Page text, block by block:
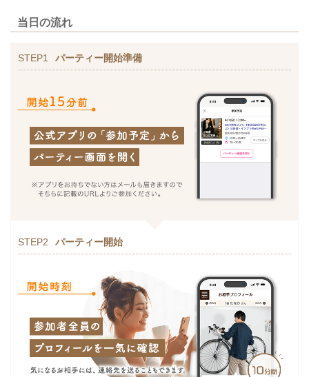
当日の流れ
STEP1 パーティー開始準備
STEP2 パーティー開始